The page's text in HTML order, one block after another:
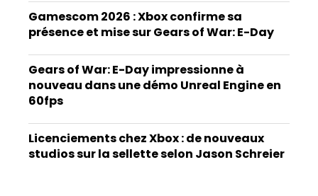
Gamescom 2026 : Xbox confirme sa
présence et mise sur Gears of War: E-Day
Gears of War: E-Day impressionne à
nouveau dans une démo Unreal Engine en
60fps
Licenciements chez Xbox : de nouveaux
studios sur la sellette selon Jason Schreier